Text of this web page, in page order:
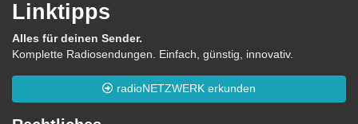
Linktipps
Alles für deinen Sender.
Komplette Radiosendungen. Einfach, günstig, innovativ.
radioNETZWERK erkunden